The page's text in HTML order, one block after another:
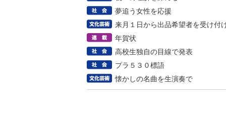
夢追う女性を応援
来月１日から出品希望者を受け付
年賀状
高校生独自の目線で発表
プラ５３０標語
懐かしの名曲を生演奏で